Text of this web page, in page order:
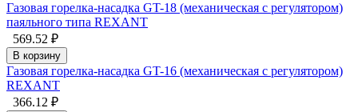
Газовая горелка-насадка GT-18 (механическая с регулятором)
паяльного типа REXANT
569.52 ₽
В корзину
Газовая горелка-насадка GT-16 (механическая с регулятором)
REXANT
366.12 ₽